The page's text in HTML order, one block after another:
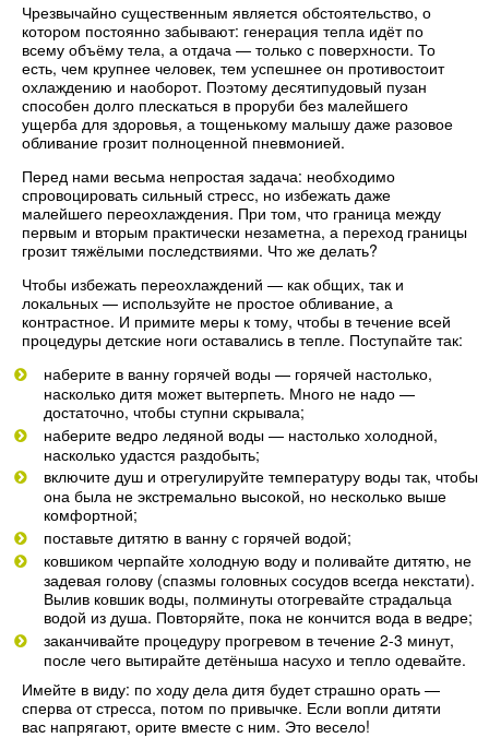
Чрезвычайно существенным является обстоятельство, о
котором постоянно забывают: генерация тепла идёт по
всему объёму тела, а отдача — только с поверхности. То
есть, чем крупнее человек, тем успешнее он противостоит
охлаждению и наоборот. Поэтому десятипудовый пузан
способен долго плескаться в проруби без малейшего
ущерба для здоровья, а тощенькому малышу даже разовое
обливание грозит полноценной пневмонией.
Перед нами весьма непростая задача: необходимо
спровоцировать сильный стресс, но избежать даже
малейшего переохлаждения. При том, что граница между
первым и вторым практически незаметна, а переход границы
грозит тяжёлыми последствиями. Что же делать?
Чтобы избежать переохлаждений — как общих, так и
локальных — используйте не простое обливание, а
контрастное. И примите меры к тому, чтобы в течение всей
процедуры детские ноги оставались в тепле. Поступайте так:
наберите в ванну горячей воды — горячей настолько,
насколько дитя может вытерпеть. Много не надо —
достаточно, чтобы ступни скрывала;
наберите ведро ледяной воды — настолько холодной,
насколько удастся раздобыть;
включите душ и отрегулируйте температуру воды так, чтобы
она была не экстремально высокой, но несколько выше
комфортной;
поставьте дитятю в ванну с горячей водой;
ковшиком черпайте холодную воду и поливайте дитятю, не
задевая голову (спазмы головных сосудов всегда некстати).
Вылив ковшик воды, полминуты отогревайте страдальца
водой из душа. Повторяйте, пока не кончится вода в ведре;
заканчивайте процедуру прогревом в течение 2-3 минут,
после чего вытирайте детёныша насухо и тепло одевайте.
Имейте в виду: по ходу дела дитя будет страшно орать —
сперва от стресса, потом по привычке. Если вопли дитяти
вас напрягают, орите вместе с ним. Это весело!